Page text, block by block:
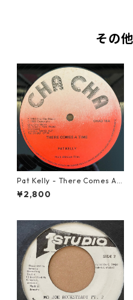
その
Pat Kelly - There Comes A T
ime【12-50057】
¥2,800